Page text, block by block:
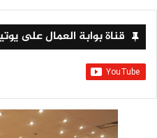
قناة بوابة العمال على